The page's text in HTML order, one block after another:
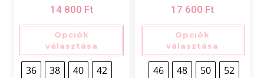
14 800 Ft
Opciók
választása
36 38 40
42
17 600 Ft
Opciók
választása
46 48 50 52